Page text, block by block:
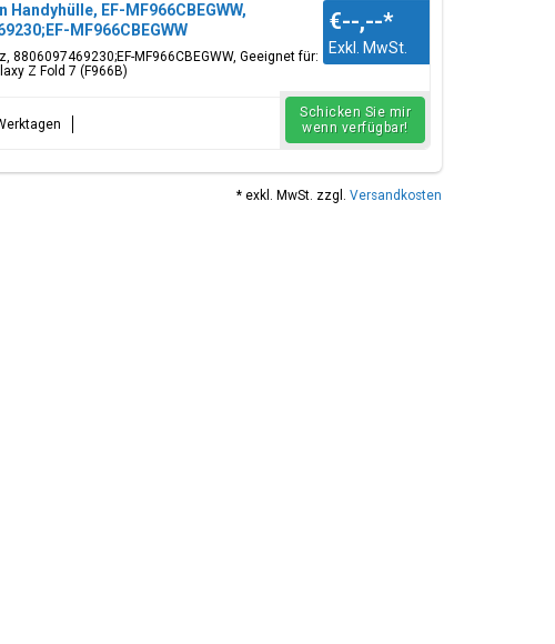
EF-MF966CBEGWW,
MF966CBEGWW
8806097469230;EF-MF966CBEGWW, Geeignet für:
Z Fold 7 (F966B)
€--,--*
Exkl. MwSt.
Schicken Sie mir
wenn verfügbar!
* exkl. MwSt. zzgl. Versandkosten